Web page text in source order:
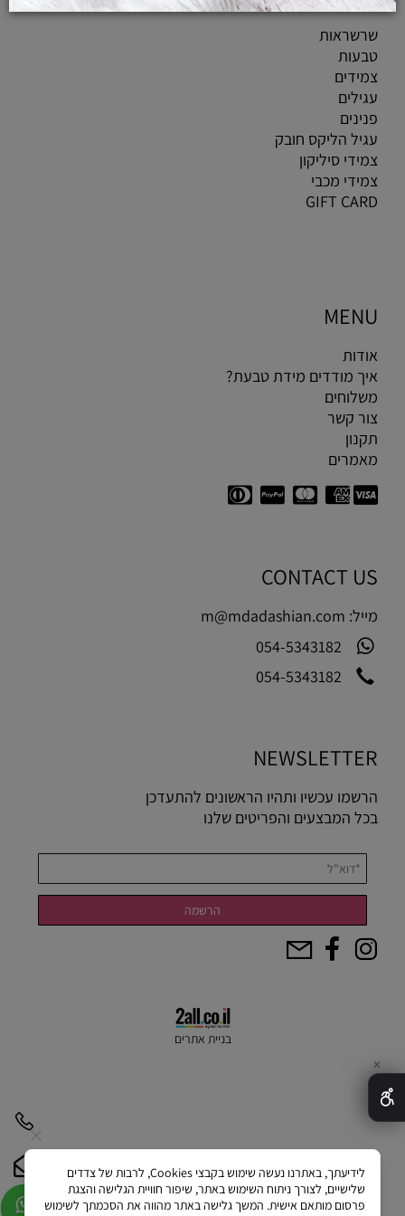
שרשראות
טבעות
צמידים
עגילים
פנינים
עגיל הליקס חובק
צמידי סיליקון
צמידי מכבי
GIFT CARD
MENU
אודות
איך מודדים מידת טבעת?
משלוחים
צור קשר
תקנון
מאמרים
CONTACT US
מייל: m@mdadashian.com
054-5343182
054-5343182
NEWSLETTER
הרשמו עכשיו ותהיו הראשונים להתעדכן
בכל המבצעים והפריטים שלנו
בניית אתרים
✕
לידיעתך, באתרנו נעשה שימוש בקבצי Cookies, לרבות של צדדים
שלישיים, לצורך ניתוח השימוש באתר, שיפור חוויית הגלישה והצגת
פרסום מותאם אישית. המשך גלישה באתר מהווה את הסכמתך לשימוש